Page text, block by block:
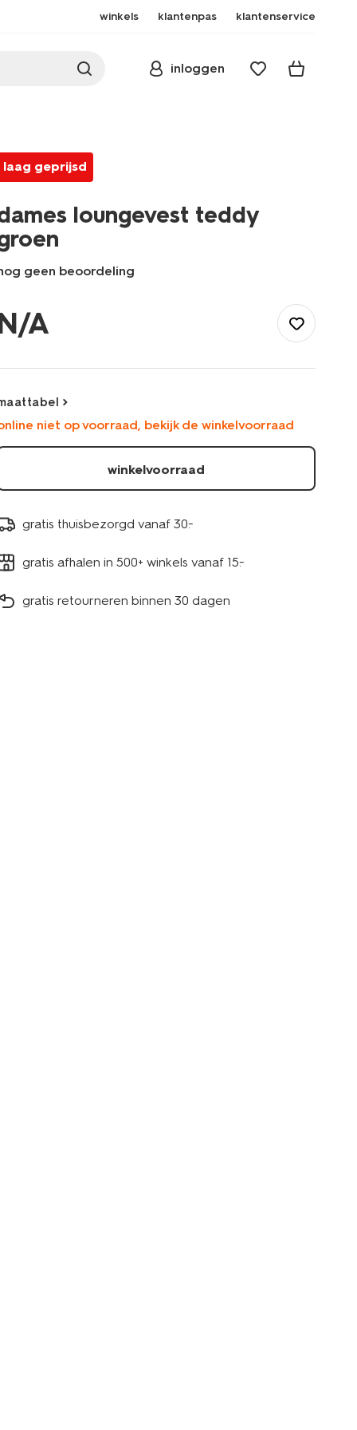
winkels klantenpas klantenservice
inloggen
laag geprijsd
loungevest teddy
geen beoordeling
loungevest-
teddy-
groen-
A
niet op voorraad, bekijk de winkelvoorraad
winkelvoorraad
gratis thuisbezorgd vanaf 30.-
gratis afhalen in 500+ winkels vanaf 15.-
gratis retourneren binnen 30 dagen